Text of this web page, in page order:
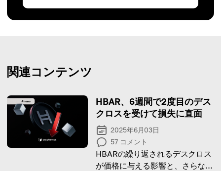
関連コンテンツ
HBAR、6週間で2度目のデス
クロスを受けて損失に直面
2025年6月03日
57 コメント
HBARの繰り返されるデスクロス
が価格に与える影響と、さらなる